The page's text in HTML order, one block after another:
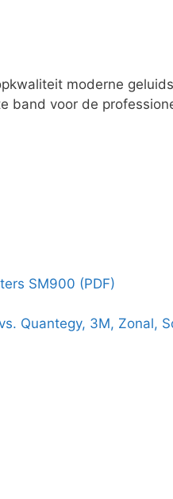
moderne
band voor de
SM900 (PDF)
Quantegy, 3M, Zonal,